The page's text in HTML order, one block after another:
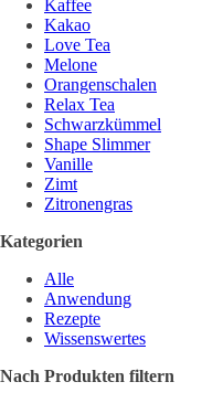
Kaffee
Kakao
Love Tea
Melone
Orangenschalen
Relax Tea
Schwarzkümmel
Shape Slimmer
Vanille
Zimt
Zitronengras
Kategorien
Alle
Anwendung
Rezepte
Wissenswertes
Nach Produkten filtern